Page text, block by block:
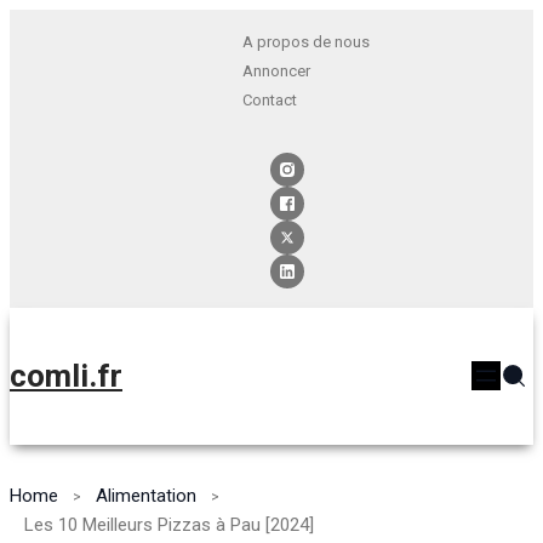
A propos de nous
Annoncer
Contact
comli.fr
Home
Alimentation
Les 10 Meilleurs Pizzas à Pau [2024]